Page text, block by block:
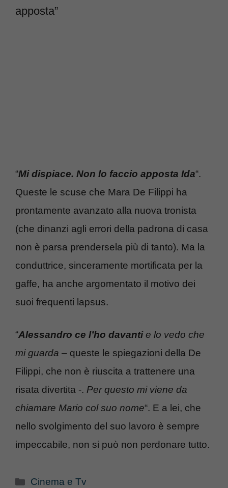
apposta”
“Mi dispiace. Non lo faccio apposta Ida“.
Queste le scuse che Mara De Filippi ha
prontamente avanzato alla nuova tronista
(che dinanzi agli errori della padrona di casa
non è parsa prendersela più di tanto). Ma la
conduttrice, sinceramente mortificata per la
gaffe, ha anche argomentato il motivo dei
suoi frequenti lapsus.
“Alessandro ce l’ho davantie lo vedo che
mi guarda – queste le spiegazioni della De
Filippi, che non è riuscita a trattenere una
risata divertita -. Per questo mi viene da
chiamare Mario col suo nome“. E a lei, che
nello svolgimento del suo lavoro è sempre
impeccabile, non si può non perdonare tutto.
Categorie
Cinema e Tv